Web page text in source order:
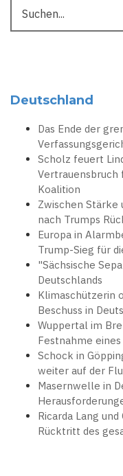
Deutschland
Das Ende der
Scholz feuert
Vertrauensbruch
Koalition
Zwischen Stärke
nach Trumps
Europa in
Trump-Sieg für
"Sächsische
Deutschlands
Klimaschützerin
Beschuss in
Wuppertal im
Festnahme
Schock in
weiter auf der
Masernwelle in
Ricarda Lang
Rücktritt des